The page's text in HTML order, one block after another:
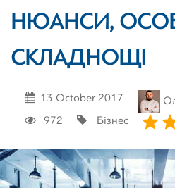
НЮАНСИ,
СКЛАДНОЩІ
13 October 2017
972
Бізнес
Email*